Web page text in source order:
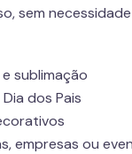
sem
sublimação
dos Pais
empresas ou